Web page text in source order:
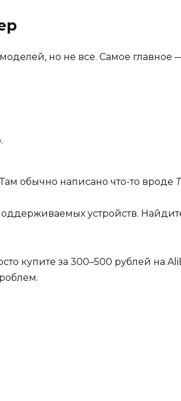
но не все. Самое главное
обычно написано что-то вроде
устройств.
купите за 300–500 рублей на